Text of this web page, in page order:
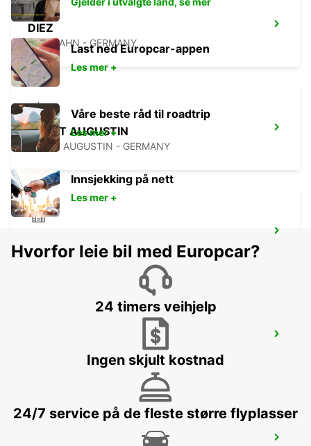
DIEZ
DIEZ/LAHN - GERMANY
SANKT AUGUSTIN
SANKT AUGUSTIN - GERMANY
BONN - GERMANY
EUSKIRCHEN - GERMANY
Last ned Europcar-appen
Les mer +
Våre beste råd til roadtrip
Les mer +
Innsjekking på nett
Les mer +
Hvorfor leie bil med Europcar?
24 timers veihjelp
Ingen skjult kostnad
24/7 service på de fleste større flyplasser